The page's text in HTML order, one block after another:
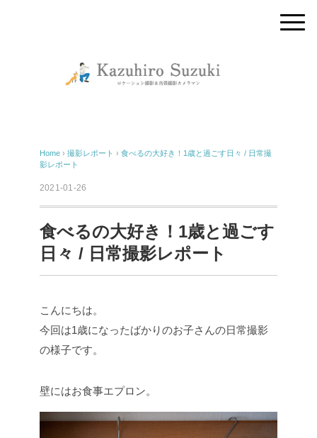
Home › 撮影レポート › 食べるの大好き！1歳と過ごす日々 / 日常撮
影レポート
2021-01-26
食べるの大好き！1歳と過ごす
日々 / 日常撮影レポート
こんにちは。
今回は1歳になったばかりのお子さんの日常撮影
の様子です。
壁にはお食事エプロン。